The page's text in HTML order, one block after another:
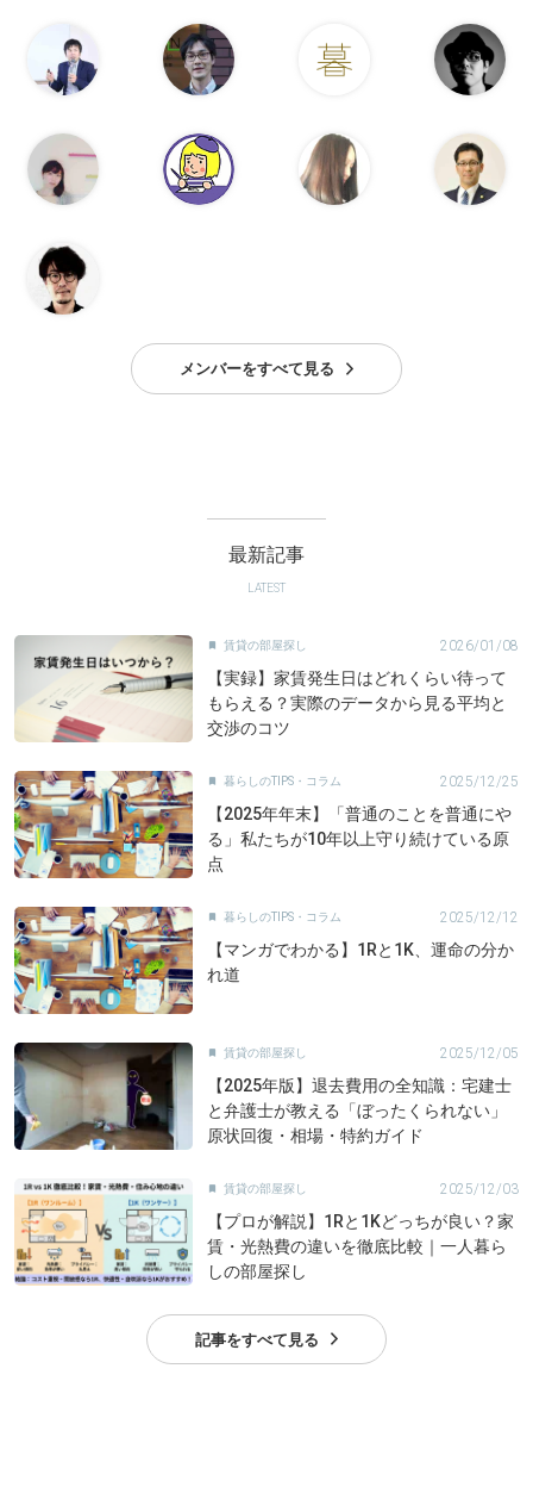
メンバーをすべて見る
最新記事
LATEST
賃貸の部屋探し 2026/01/08
【実録】家賃発生日はどれくらい待って
もらえる？実際のデータから見る平均と
交渉のコツ
暮らしのTIPS・コラム 2025/12/25
【2025年年末】「普通のことを普通にや
る」私たちが10年以上守り続けている原
点
暮らしのTIPS・コラム 2025/12/12
【マンガでわかる】1Rと1K、運命の分か
れ道
賃貸の部屋探し 2025/12/05
【2025年版】退去費用の全知識：宅建士
と弁護士が教える「ぼったくられない」
原状回復・相場・特約ガイド
賃貸の部屋探し 2025/12/03
【プロが解説】1Rと1Kどっちが良い？家
賃・光熱費の違いを徹底比較｜一人暮ら
しの部屋探し
記事をすべて見る